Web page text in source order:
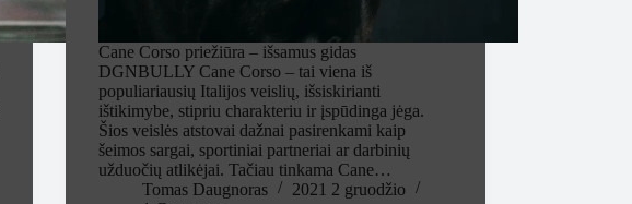
Cane Corso priežiūra – išsamus gidas
DGNBULLY Cane Corso – tai viena iš
populiariausių Italijos veislių, išsiskirianti
ištikimybe, stipriu charakteriu ir įspūdinga jėga.
Šios veislės atstovai dažnai pasirenkami kaip
šeimos sargai, sportiniai partneriai ar darbinių
užduočių atlikėjai. Tačiau tinkama Cane…
Tomas Daugnoras
2021 2 gruodžio